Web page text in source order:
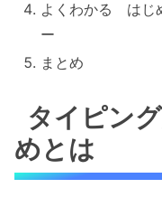
よくわかる はじ
ー
まとめ
タイピン
めとは